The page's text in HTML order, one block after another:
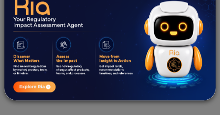
Competente
Creazione di uno strumento di tracciamento
dettagliato per monitorare tutte le modifiche
apportate durante l'intero ciclo di vita della
pubblicazione
Freyr SUBMIT PRO - Strumento di pubblicazione e
presentazione normativa